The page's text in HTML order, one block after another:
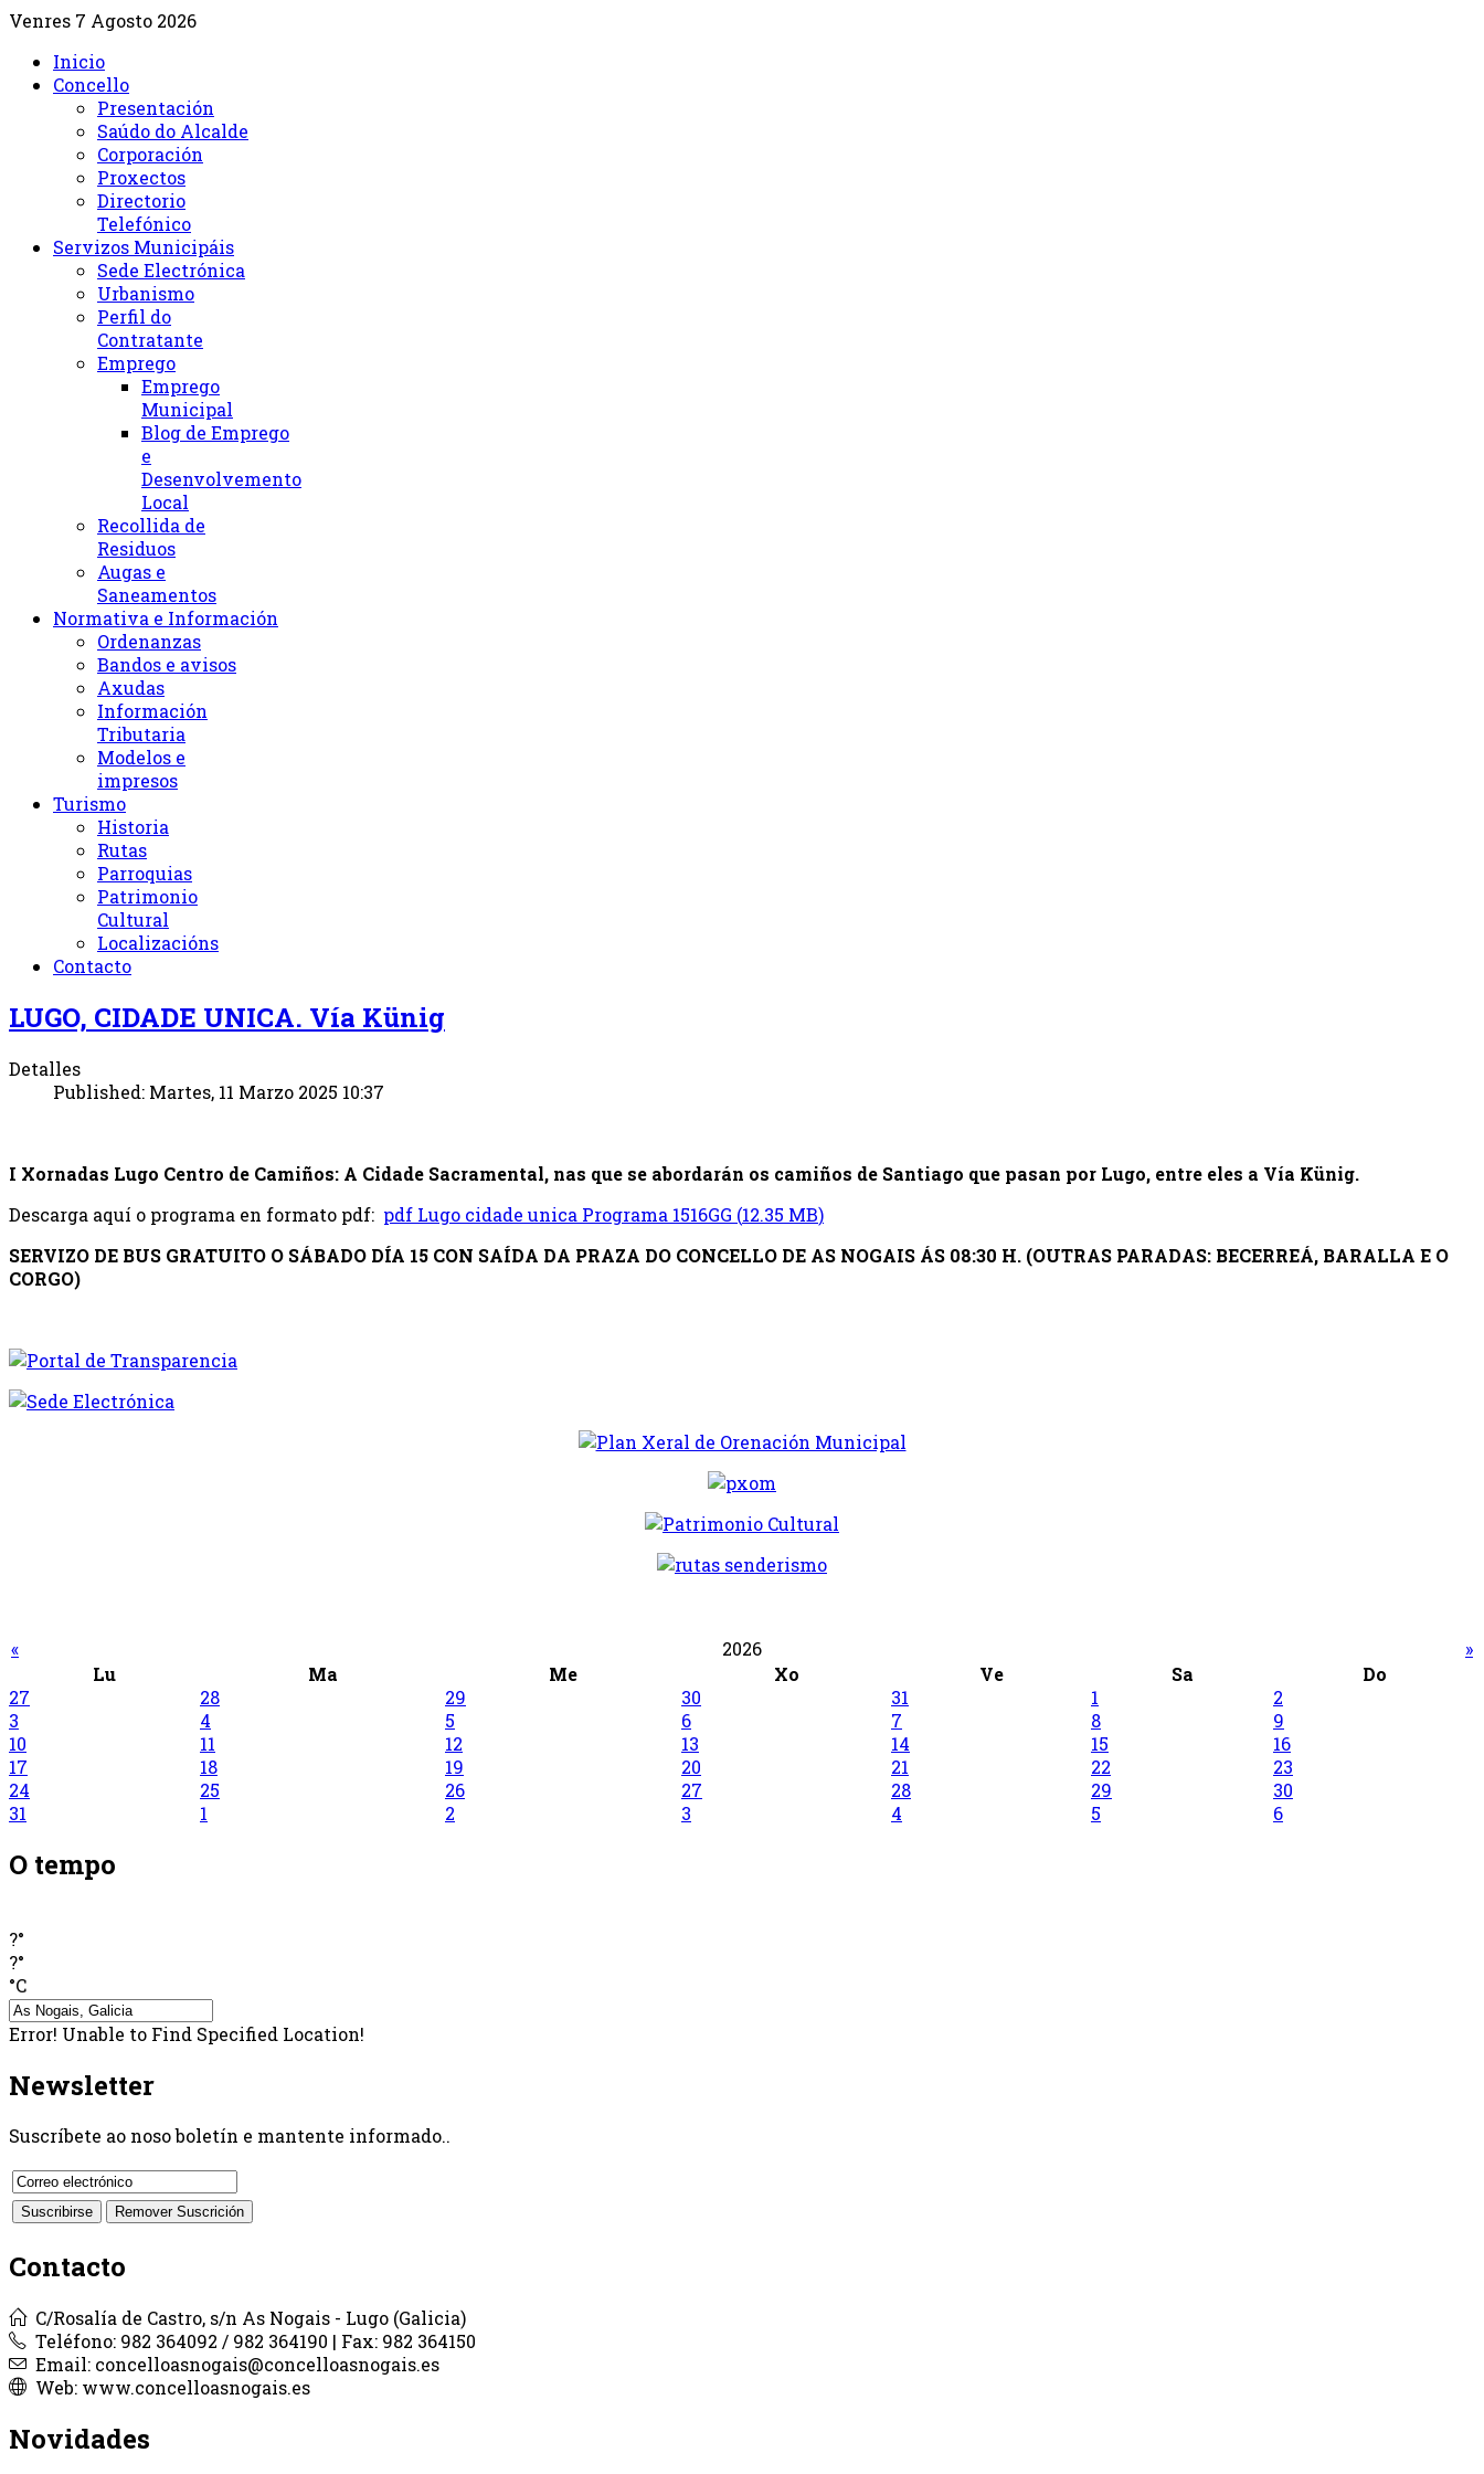
Venres 7 Agosto 2026
Inicio
Concello
Presentación
Saúdo do Alcalde
Corporación
Proxectos
Directorio
Telefónico
Servizos Municipáis
Sede Electrónica
Urbanismo
Perfil do
Contratante
Emprego
Emprego
Municipal
Blog de Emprego
e
Desenvolvemento
Local
Recollida de
Residuos
Augas e
Saneamentos
Normativa e Información
Ordenanzas
Bandos e avisos
Axudas
Información
Tributaria
Modelos e
impresos
Turismo
Historia
Rutas
Parroquias
Patrimonio
Cultural
Localizacións
Contacto
LUGO, CIDADE UNICA. Vía Künig
Detalles
Published: Martes, 11 Marzo 2025 10:37
I Xornadas Lugo Centro de Camiños: A Cidade Sacramental, nas que se abordarán os camiños de Santiago que pasan por Lugo, entre eles a Vía Künig.
Descarga aquí o programa en formato pdf: pdf Lugo cidade unica Programa 1516GG (12.35 MB)
SERVIZO DE BUS GRATUITO O SÁBADO DÍA 15 CON SAÍDA DA PRAZA DO CONCELLO DE AS NOGAIS ÁS 08:30 H. (OUTRAS PARADAS: BECERREÁ, BARALLA E O
CORGO)
« 2026
»
Lu
Ma Me Xo Ve Sa
Do
27
28 29 30 31 1
2
3
4 5 6 7 8
9
10
11 12 13 14 15
16
17
18 19 20 21 22
23
24
25 26 27 28 29
30
31
1 2 3 4 5 6
O tempo
?°
?°
°C
Error! Unable to Find Specified Location!
Newsletter
Suscríbete ao noso boletín e mantente informado..
Contacto
C/Rosalía de Castro, s/n As Nogais - Lugo (Galicia)
Teléfono: 982 364092 / 982 364190 | Fax: 982 364150
Email: concelloasnogais@concelloasnogais.es
Web: www.concelloasnogais.es
Novidades